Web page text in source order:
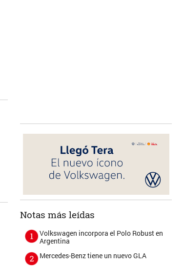
Notas más leídas
Volkswagen incorpora el Polo Robust en
Argentina
Mercedes-Benz tiene un nuevo GLA